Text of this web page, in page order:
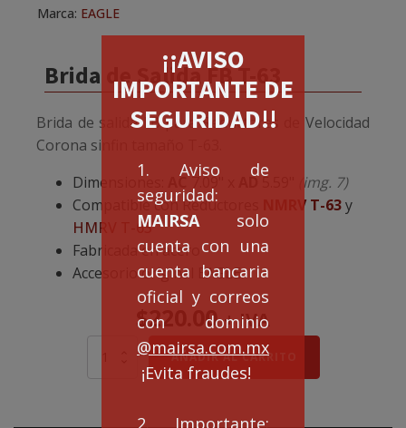
¡¡AVISO
IMPORTANTE DE
SEGURIDAD!!
1. Aviso de
seguridad:
MAIRSA solo
cuenta con una
cuenta bancaria
oficial y correos
con dominio
@mairsa.com.mx
¡Evita fraudes!
2. Importante:
Brida de Salida FB T-63
Brida de salida FB para Reductores de Velocidad
Corona sinfin tamaño T-63.
Dimensiones:
AC 7.09" x AD5.59"
(img. 7)
Compatible con Reductores
NMRV T-63y
HMRV T-63
Fabricada en acero
Accesorio original EAGLE.
$220.00 + IVA
AÑADIR AL CARRITO
Marca: EAGLE